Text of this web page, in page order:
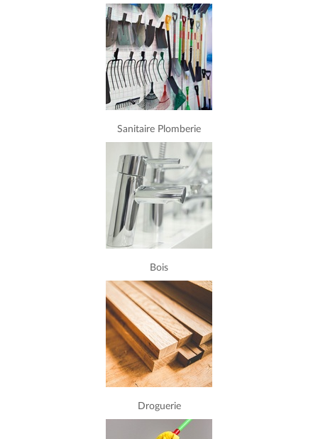
Sanitaire Plomberie
Bois
Droguerie